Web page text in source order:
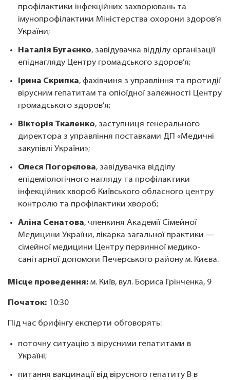
профілактики інфекційних захворювань та
імунопрофілактики Міністерства охорони здоров’я
України;
Наталія Бугаєнко, завідувачка відділу організації
епіднагляду Центру громадського здоров’я;
Ірина Скрипка, фахівчиня з управління та протидії
вірусним гепатитам та опіоїдної залежності Центру
громадського здоров’я;
Вікторія Ткаленко, заступниця генерального
директора з управління поставками ДП «Медичні
закупівлі України»;
Олеся Погорєлова, завідувачка відділу
епідеміологічного нагляду та профілактики
інфекційних хвороб Київського обласного центру
контролю та профілактики хвороб;
Аліна Сенатова, членкиня Академії Сімейної
Медицини України, лікарка загальної практики —
сімейної медицини Центру первинної медико-
санітарної допомоги Печерського району м. Києва.
Місце проведення: м. Київ, вул. Бориса Грінченка, 9
Початок: 10:30
Під час брифінгу експерти обговорять:
поточну ситуацію з вірусними гепатитами в
Україні;
питання вакцинації від вірусного гепатиту B в